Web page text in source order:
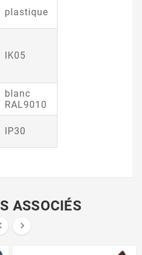
plastique
IK05
blanc
RAL9010
IP30
ASSOCIÉS
